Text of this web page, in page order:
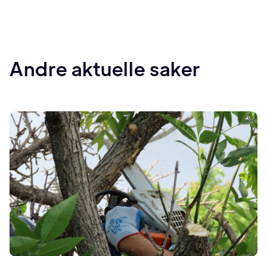
Andre aktuelle saker